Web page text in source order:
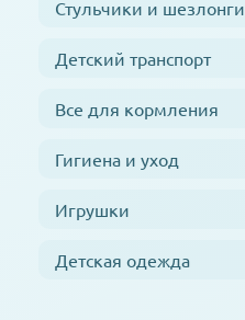
Стульчики и шезлонги
Детский транспорт
Все для кормления
Гигиена и уход
Игрушки
Детская одежда